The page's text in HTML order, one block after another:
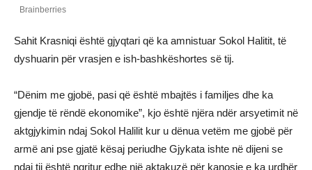
Sahit Krasniqi është gjyqtari që ka amnistuar Sokol Halitit, të
dyshuarin për vrasjen e ish-bashkëshortes së tij.
“Dënim me gjobë, pasi që është mbajtës i familjes dhe ka
gjendje të rëndë ekonomike”, kjo është njëra ndër arsyetimit në
aktgjykimin ndaj Sokol Halilit kur u dënua vetëm me gjobë për
armë ani pse gjatë kësaj periudhe Gjykata ishte në dijeni se
ndaj tij është ngritur edhe një aktakuzë për kanosje e ka urdhër